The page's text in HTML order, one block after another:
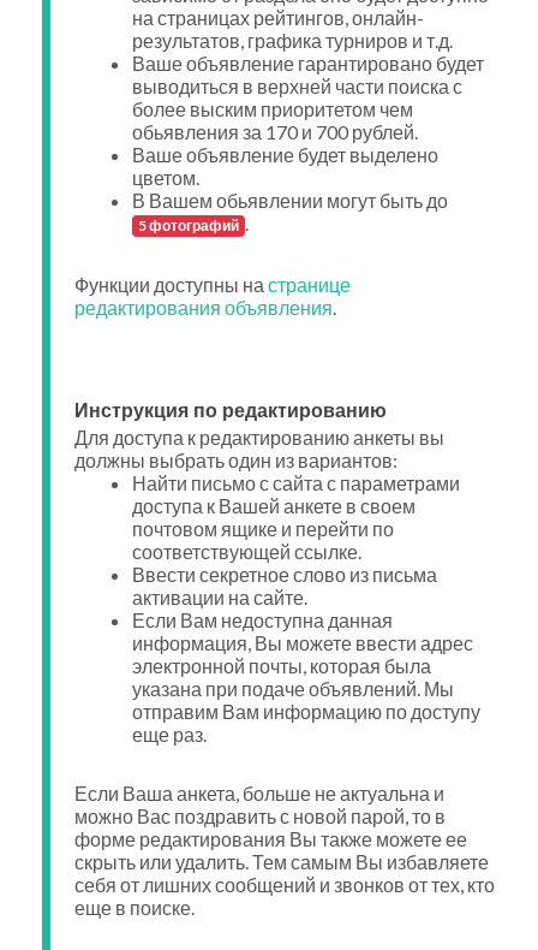
на страницах рейтингов, онлайн-
результатов, графика турниров и т.д.
Ваше объявление гарантировано будет
выводиться в верхней части поиска с
более выским приоритетом чем
обьявления за 170 и 700 рублей.
Ваше объявление будет выделено
цветом.
В Вашем обьявлении могут быть до
5 фотографий .
Функции доступны на странице
редактирования объявления.
Инструкция по редактированию
Для доступа к редактированию анкеты вы
должны выбрать один из вариантов:
Найти письмо с сайта с параметрами
доступа к Вашей анкете в своем
почтовом ящике и перейти по
соответствующей ссылке.
Ввести секретное слово из письма
активации на сайте.
Если Вам недоступна данная
информация, Вы можете ввести адрес
электронной почты, которая была
указана при подаче объявлений. Мы
отправим Вам информацию по доступу
еще раз.
Если Ваша анкета, больше не актуальна и
можно Вас поздравить с новой парой, то в
форме редактирования Вы также можете ее
скрыть или удалить. Тем самым Вы избавляете
себя от лишних сообщений и звонков от тех, кто
еще в поиске.